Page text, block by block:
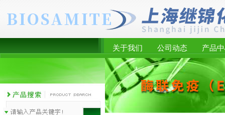
关于我们 公司动态 产品